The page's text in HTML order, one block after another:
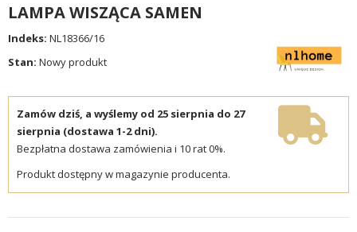
LAMPA WISZĄCA SAMEN
Indeks: NL18366/16
Stan: Nowy produkt
Zamów dziś, a wyślemy od 25 sierpnia do 27
sierpnia (dostawa 1-2 dni).
Bezpłatna dostawa zamówienia i 10 rat 0%.
Produkt dostępny w magazynie producenta.